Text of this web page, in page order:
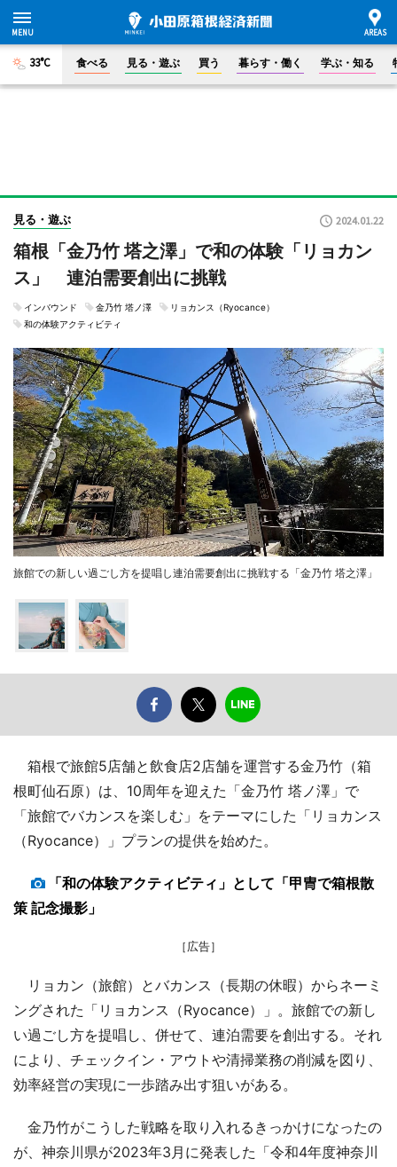
33°C 食べる 見る・遊ぶ 買う 暮らす・働く 学ぶ・知る
見る・遊ぶ 2024.01.22
箱根「金乃竹 塔之澤」で和の体験「リョカン
ス」 連泊需要創出に挑戦
インバウンド 金乃竹 塔ノ澤
リョカンス（Ryocance）
和の体験アクティビティ
旅館での新しい過ごし方を提唱し連泊需要創出に挑戦する「金乃竹 塔之澤」
箱根で旅館5店舗と飲食店2店舗を運営する金乃竹（箱
根町仙石原）は、10周年を迎えた「金乃竹 塔ノ澤」で
「旅館でバカンスを楽しむ」をテーマにした「リョカンス
（Ryocance）」プランの提供を始めた。
「和の体験アクティビティ」として「甲冑で箱根散
策 記念撮影」
［広告］
リョカン（旅館）とバカンス（長期の休暇）からネーミ
ングされた「リョカンス（Ryocance）」。旅館での新し
い過ごし方を提唱し、併せて、連泊需要を創出する。それ
により、チェックイン・アウトや清掃業務の削減を図り、
効率経営の実現に一歩踏み出す狙いがある。
金乃竹がこうした戦略を取り入れるきっかけになったの
が、神奈川県が2023年3月に発表した「令和4年度神奈川